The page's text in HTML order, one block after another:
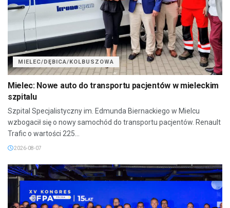
MIELEC/DĘBICA/KOLBUSZOWA
Mielec: Nowe auto do transportu pacjentów w mieleckim
szpitalu
Szpital Specjalistyczny im. Edmunda Biernackiego w Mielcu
wzbogacił się o nowy samochód do transportu pacjentów. Renault
Trafic o wartości 225...
2026-08-07